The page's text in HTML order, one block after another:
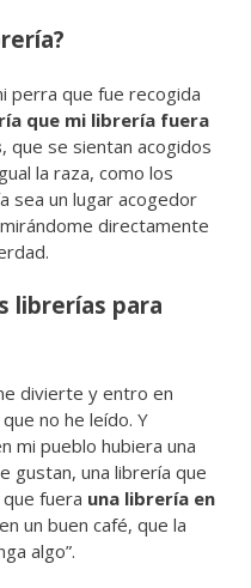
perra que fue recogida
que mi librería fuera
, que se sientan acogidos
la raza, como los
sea un lugar acogedor
directamente
librerías para
divierte y entro en
no he leído. Y
mi pueblo hubiera una
gustan, una librería que
fuera una librería en
un buen café, que la
algo”.